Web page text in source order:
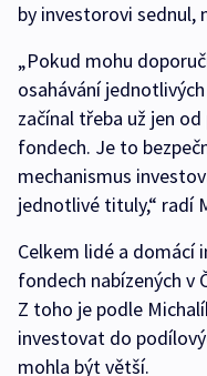
by investorovi sednul,
„Pokud mohu
osahávání
začínal třeba už jen
fondech. Je to
mechanismus
jednotlivé tituly,“ radí
Celkem lidé a domácí
fondech nabízených v
Z toho je podle
investovat do
mohla být větší.